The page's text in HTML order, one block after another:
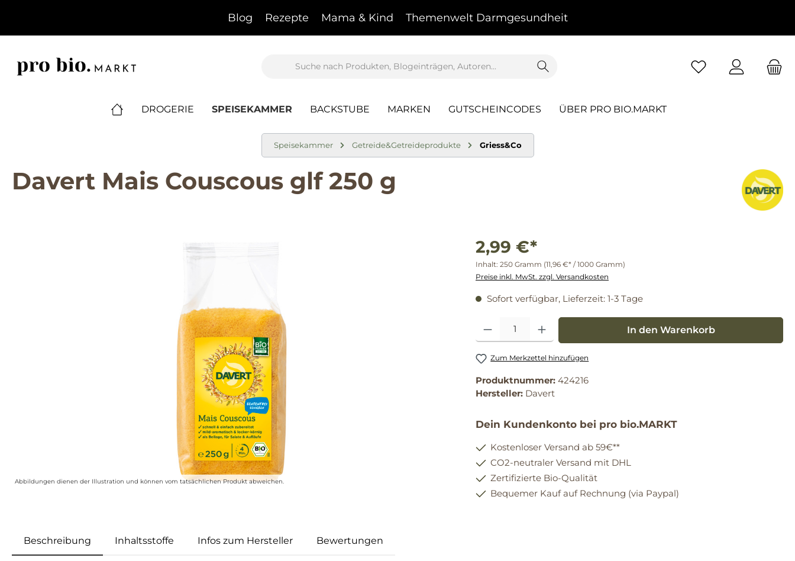
Blog Rezepte Mama & Kind Themenwelt Darmgesundheit
DROGERIE SPEISEKAMMER BACKSTUBE MARKEN GUTSCHEINCODES ÜBER PRO BIO.MARKT
Speisekammer Getreide&Getreideprodukte Griess&Co
Davert Mais Couscous glf 250 g
Abbildungen dienen der Illustration und können vom tatsächlichen Produkt abweichen.
2,99 €*
Inhalt: 250 Gramm (11,96 €* / 1000 Gramm)
Preise inkl. MwSt. zzgl. Versandkosten
Sofort verfügbar, Lieferzeit: 1-3 Tage
Produkt Anzahl: Gib den gewünschten Wert ein oder benutze die Schaltflächen um die
In den Warenkorb
Zum Merkzettel hinzufügen
Produktnummer: 424216
Hersteller: Davert
Dein Kundenkonto bei pro bio.MARKT
Kostenloser Versand ab 59€**
CO2-neutraler Versand mit DHL
Zertifizierte Bio-Qualität
Bequemer Kauf auf Rechnung (via Paypal)
Beschreibung Inhaltsstoffe Infos zum Hersteller Bewertungen